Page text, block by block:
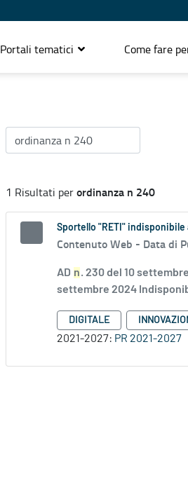
Portali tematici Come fare
1 Risultati perordinanza n 240
Sportello "RETI" indisponibile
Contenuto Web - Data di
AD n. 230 del 10
settembre 2024
DIGITALE
2021-2027: PR 2021-2027